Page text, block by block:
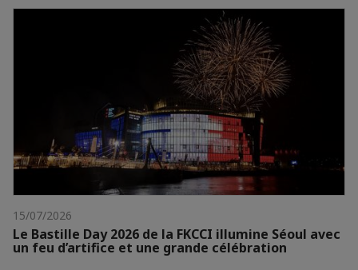
15/07/2026
Le Bastille Day 2026 de la FKCCI illumine Séoul avec
un feu d’artifice et une grande célébration